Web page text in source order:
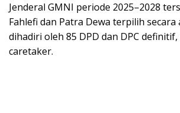
Jenderal GMNI periode 2025–2028
Fahlefi dan Patra Dewa terpilih secara
dihadiri oleh 85 DPD dan DPC
caretaker.